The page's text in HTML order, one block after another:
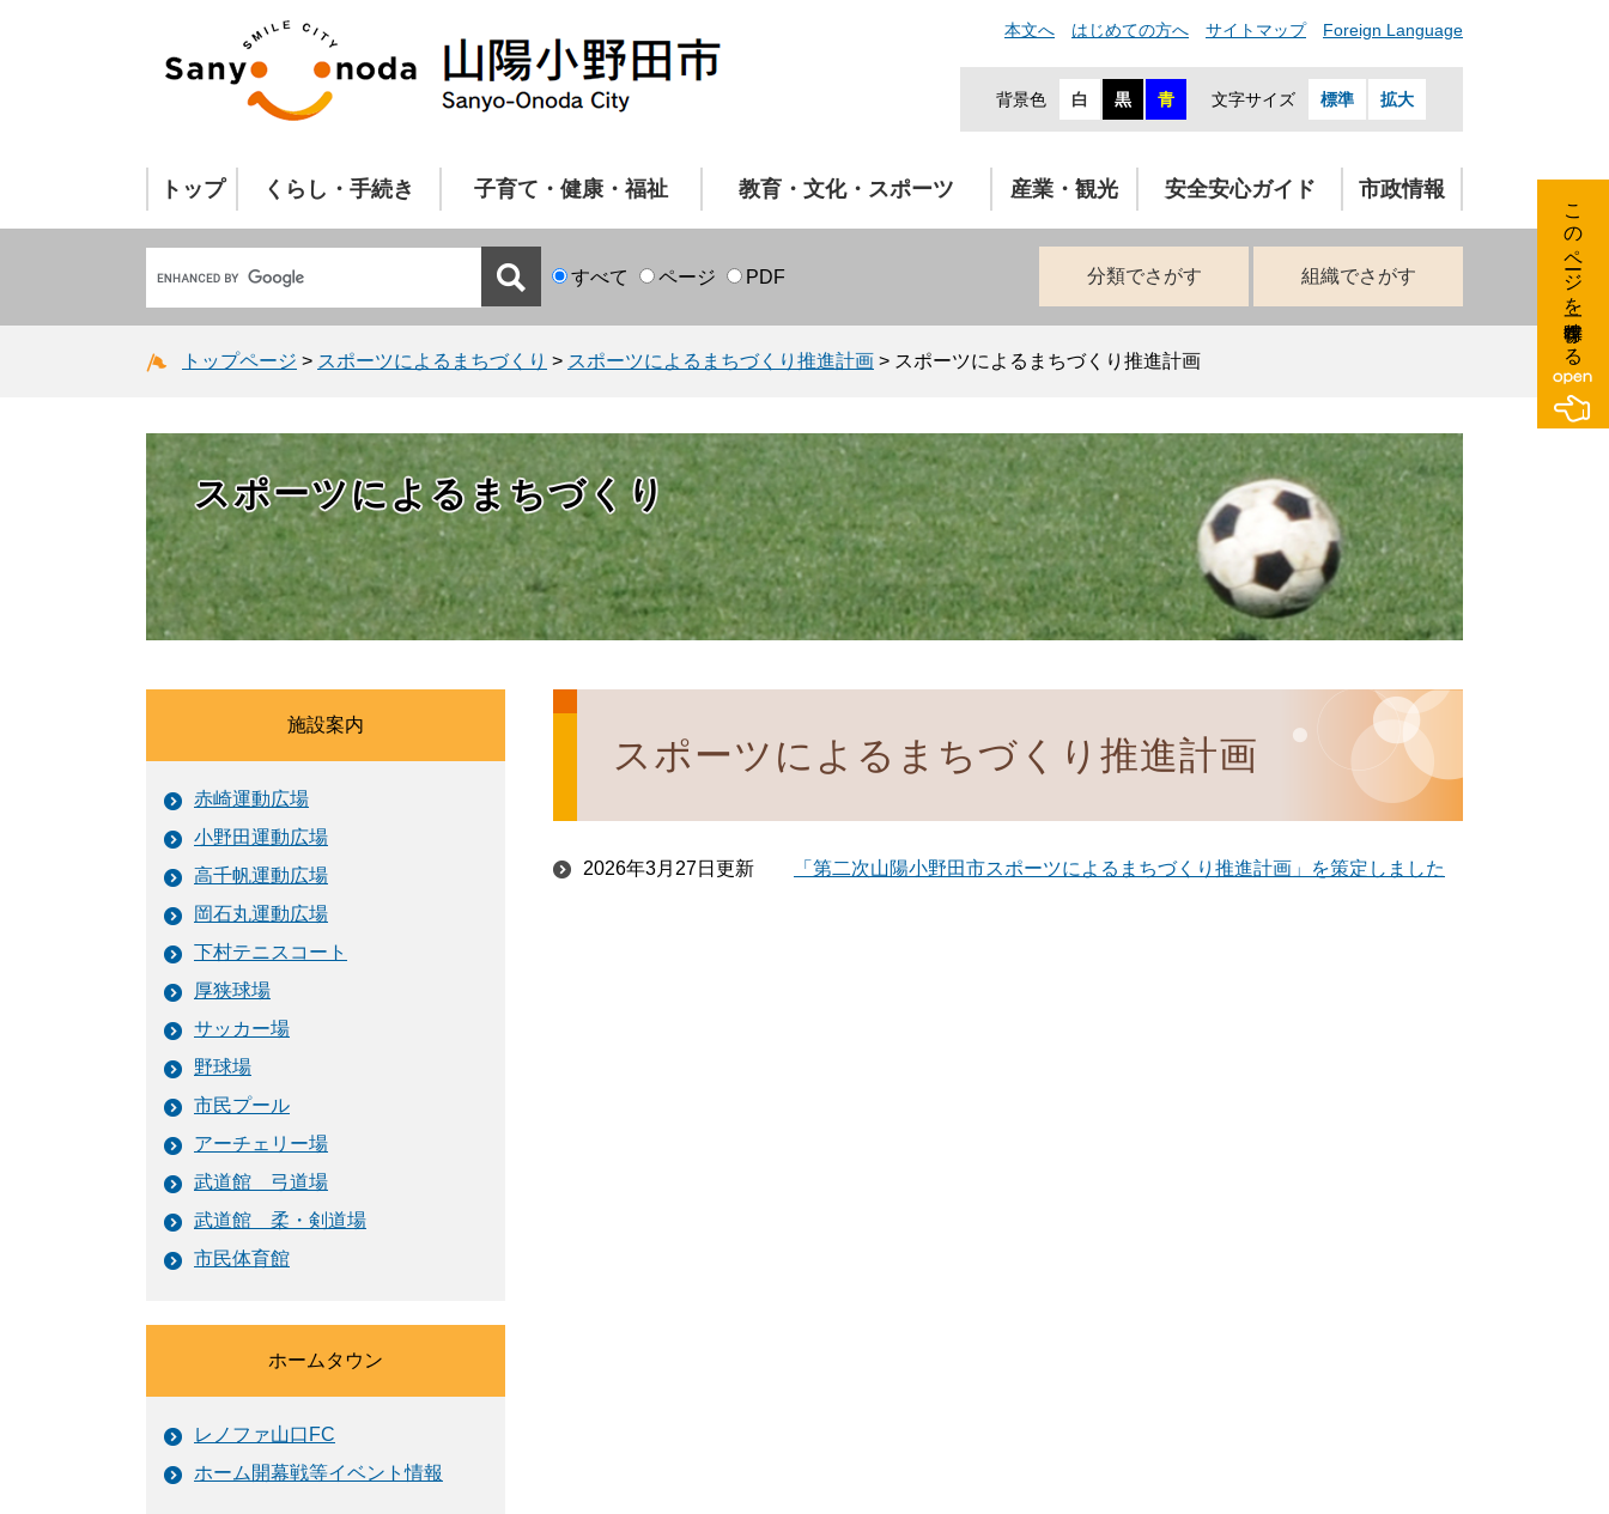
本文へ はじめての方へ サイトマップ Foreign Language
背景色 白 黒 青 文字サイズ 標準 拡大
トップ くらし・手続き 子育て・健康・福祉 教育・文化・スポーツ 産業・観光 安全安心ガイド 市政情報
すべて ページ PDF 分類でさがす 組織でさがす
トップページ > スポーツによるまちづくり > スポーツによるまちづくり推進計画 > スポーツによるまちづくり推進計画
スポーツによるまちづくり
スポーツによるまちづくり推進計画
2026年3月27日更新 「第二次山陽小野田市スポーツによるまちづくり推進計画」を策定しました
施設案内
赤崎運動広場
小野田運動広場
高千帆運動広場
岡石丸運動広場
下村テニスコート
厚狭球場
サッカー場
野球場
市民プール
アーチェリー場
武道館 弓道場
武道館 柔・剣道場
市民体育館
ホームタウン
レノファ山口FC
ホーム開幕戦等イベント情報
このページを一時保存する